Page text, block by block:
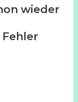
wieder